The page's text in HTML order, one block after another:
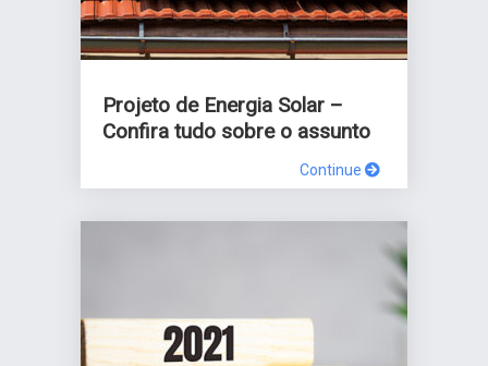
Projeto de Energia Solar –
Confira tudo sobre o assunto
Continue